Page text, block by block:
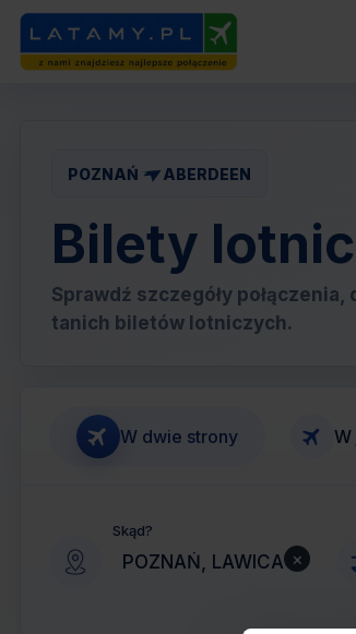
POZNAŃ ABERDEEN
Bilety
Sprawdź szczegóły
tanich biletów lotniczych.
W dwie strony W
Skąd?
×